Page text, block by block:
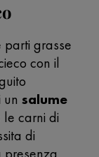
grasse
con il
salume
carni di
di